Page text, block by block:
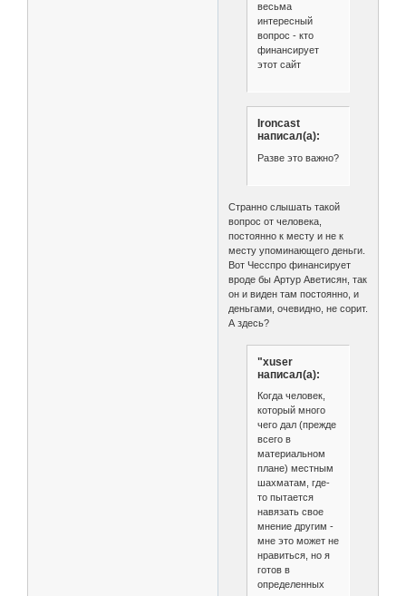
весьма
интересный
вопрос - кто
финансирует
этот сайт
Ironcast
написал(а):
Разве это важно?
Странно слышать такой
вопрос от человека,
постоянно к месту и не к
месту упоминающего деньги.
Вот Чесспро финансирует
вроде бы Артур Аветисян, так
он и виден там постоянно, и
деньгами, очевидно, не сорит.
А здесь?
"xuser
написал(а):
Когда человек,
который много
чего дал (прежде
всего в
материальном
плане) местным
шахматам, где-
то пытается
навязать свое
мнение другим -
мне это может не
нравиться, но я
готов в
определенных